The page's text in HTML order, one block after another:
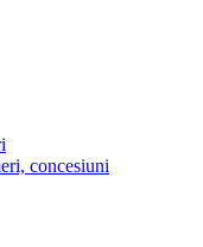
concesiuni